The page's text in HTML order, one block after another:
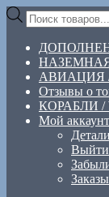
Перейти
навигации
Перейти
содержимому
Поиск
товаров
НАЗЕМНАЯ
АВИАЦИЯ /
Отзывы о
КОРАБЛИ /
Мой аккаунт
Выйти
Заказы